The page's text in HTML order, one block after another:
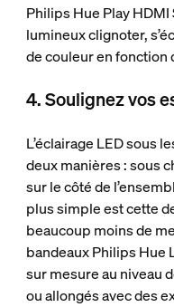
Philips Hue Play
lumineux clignoter,
de couleur en fonction
4. Soulignez vos
L’éclairage LED sous
deux manières : sous
sur le côté de
plus simple est cette
beaucoup moins de
bandeaux Philips
sur mesure au niveau
ou allongés avec des